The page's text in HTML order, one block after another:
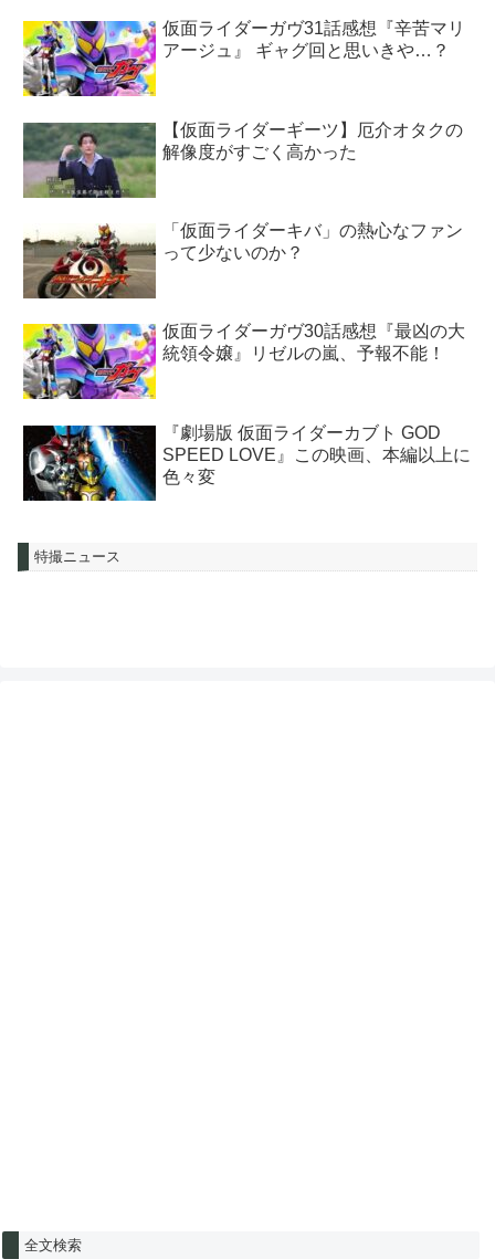
仮面ライダーガヴ31話感想『辛苦マリ
アージュ』 ギャグ回と思いきや…？
【仮面ライダーギーツ】厄介オタクの
解像度がすごく高かった
「仮面ライダーキバ」の熱心なファン
って少ないのか？
仮面ライダーガヴ30話感想『最凶の大
統領令嬢』リゼルの嵐、予報不能！
『劇場版 仮面ライダーカブト GOD
SPEED LOVE』この映画、本編以上に
色々変
特撮ニュース
全文検索